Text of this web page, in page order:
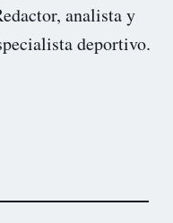
analista y
deportivo.